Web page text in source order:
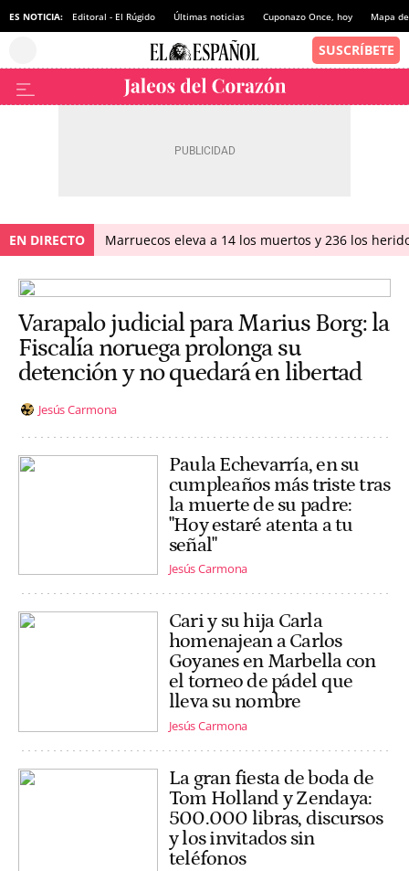
ES NOTICIA: Editoral - El Rúgido Últimas noticias Cuponazo Once, hoy Mapa
EN DIRECTO Marruecos eleva a 14 los muertos y 236 los
Varapalo judicial para Marius Borg: la
Fiscalía noruega prolonga su
detención y no quedará en libertad
Jesús Carmona
Paula Echevarría, en su
cumpleaños más triste tras
la muerte de su padre:
"Hoy estaré atenta a tu
señal"
Jesús Carmona
Cari y su hija Carla
homenajean a Carlos
Goyanes en Marbella con
el torneo de pádel que
lleva su nombre
Jesús Carmona
La gran fiesta de boda de
Tom Holland y Zendaya:
500.000 libras, discursos
y los invitados sin
teléfonos